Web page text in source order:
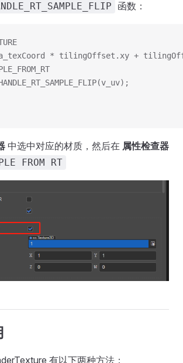
函数：
* tilingOffset.xy +
中选中对应的材质，然后在 属性检查器
FROM RT
有以下两种方法：